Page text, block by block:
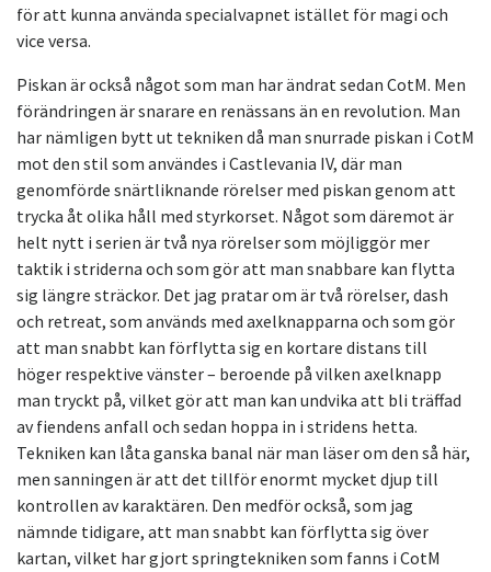
för att kunna använda specialvapnet istället för magi och
vice versa.
Piskan är också något som man har ändrat sedan CotM. Men
förändringen är snarare en renässans än en revolution. Man
har nämligen bytt ut tekniken då man snurrade piskan i CotM
mot den stil som användes i Castlevania IV, där man
genomförde snärtliknande rörelser med piskan genom att
trycka åt olika håll med styrkorset. Något som däremot är
helt nytt i serien är två nya rörelser som möjliggör mer
taktik i striderna och som gör att man snabbare kan flytta
sig längre sträckor. Det jag pratar om är två rörelser, dash
och retreat, som används med axelknapparna och som gör
att man snabbt kan förflytta sig en kortare distans till
höger respektive vänster – beroende på vilken axelknapp
man tryckt på, vilket gör att man kan undvika att bli träffad
av fiendens anfall och sedan hoppa in i stridens hetta.
Tekniken kan låta ganska banal när man läser om den så här,
men sanningen är att det tillför enormt mycket djup till
kontrollen av karaktären. Den medför också, som jag
nämnde tidigare, att man snabbt kan förflytta sig över
kartan, vilket har gjort springtekniken som fanns i CotM